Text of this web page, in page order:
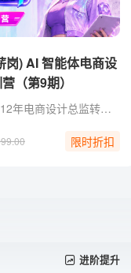
) AI 智能体电商设
（第9期）
- 总监级经验：12年电商设计总监转型实战经验，拒绝堆砌参数，直击商用落地 - 黄金全链路：AI Agent x Skill × 工作流，打通（方法论 + 创意 + 视觉 + 电商全链路 + 求职作品集） - 提效流水线：定制流程 AI 加持，用提效批量化设计工具与方法实现能效翻倍 - 资源库更新：2026年电商/视觉/创作类 AI 工具与工作流资源库，持续更新迭代 - 独家福利：附赠 AI 提示词文档/说明书+作品集参考，支撑商业案例快速落地和求职晋升
限时折扣
进阶提升